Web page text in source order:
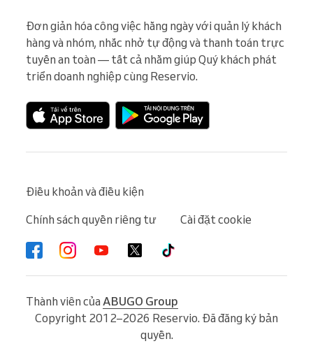
Đơn giản hóa công việc hằng ngày với quản lý khách
hàng và nhóm, nhắc nhở tự động và thanh toán trực
tuyến an toàn — tất cả nhằm giúp Quý khách phát
triển doanh nghiệp cùng Reservio.
Điều khoản và điều kiện
Chính sách quyền riêng tư
Cài đặt cookie
Thành viên của ABUGO Group
Copyright 2012–2026 Reservio. Đã đăng ký bản
quyền.